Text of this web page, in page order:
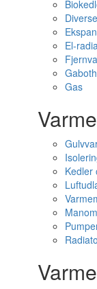
El-
Gas
Kedler